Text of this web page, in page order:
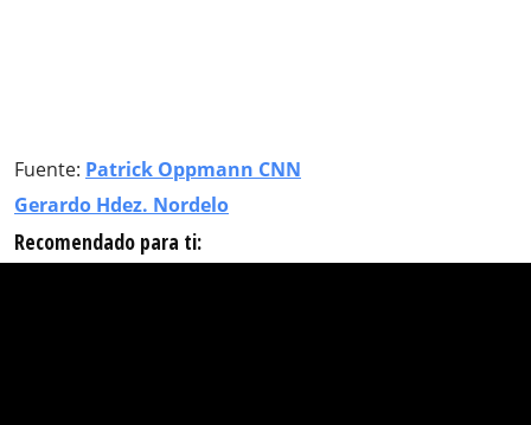
Fuente: Patrick Oppmann CNN
Gerardo Hdez. Nordelo
Recomendado para ti: